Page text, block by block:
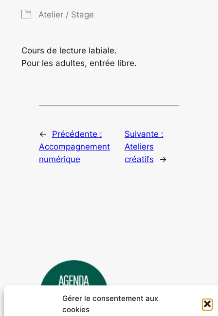
Gérer le consentement aux
cookies
Atelier / Stage
Cours de lecture labiale.
Pour les adultes, entrée libre.
←
Précédente :
Accompagnement
numérique
Suivante :
Ateliers
créatifs
→